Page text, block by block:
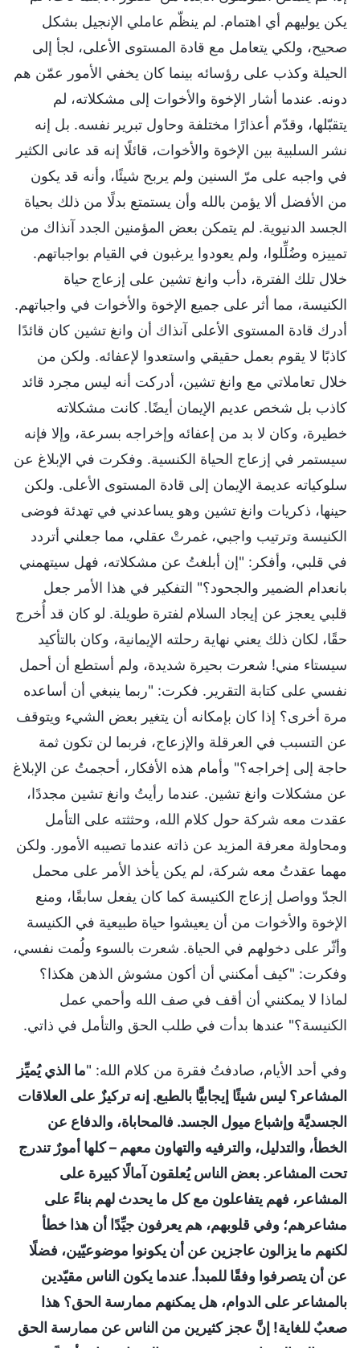
يكن يوليهم أي اهتمام. لم ينظّم عاملي الإنجيل بشكل
صحيح، ولكي يتعامل مع قادة المستوى الأعلى، لجأ إلى
الحيلة وكذب على رؤسائه بينما كان يخفي الأمور عمّن هم
دونه. عندما أشار الإخوة والأخوات إلى مشكلاته، لم
يتقبّلها، وقدّم أعذارًا مختلفة وحاول تبرير نفسه. بل إنه
نشر السلبية بين الإخوة والأخوات، قائلًا إنه قد عانى الكثير
في واجبه على مرّ السنين ولم يربح شيئًا، وأنه قد يكون
من الأفضل ألا يؤمن بالله وأن يستمتع بدلًا من ذلك بحياة
الجسد الدنيوية. لم يتمكن بعض المؤمنين الجدد آنذاك من
تمييزه وضُلِّلوا، ولم يعودوا يرغبون في القيام بواجباتهم.
خلال تلك الفترة، دأب وانغ تشين على إزعاج حياة
الكنيسة، مما أثر على جميع الإخوة والأخوات في واجباتهم.
أدرك قادة المستوى الأعلى آنذاك أن وانغ تشين كان قائدًا
كاذبًا لا يقوم بعمل حقيقي واستعدوا لإعفائه. ولكن من
خلال تعاملاتي مع وانغ تشين، أدركت أنه ليس مجرد قائد
كاذب بل شخص عديم الإيمان أيضًا. كانت مشكلاته
خطيرة، وكان لا بد من إعفائه وإخراجه بسرعة، وإلا فإنه
سيستمر في إزعاج الحياة الكنسية. وفكرت في الإبلاغ عن
سلوكياته عديمة الإيمان إلى قادة المستوى الأعلى. ولكن
حينها، ذكريات وانغ تشين وهو يساعدني في تهدئة فوضى
الكنيسة وترتيب واجبي، غمرتْ عقلي، مما جعلني أتردد
في قلبي، وأفكر: "إن أبلغتُ عن مشكلاته، فهل سيتهمني
بانعدام الضمير والجحود؟" التفكير في هذا الأمر جعل
قلبي يعجز عن إيجاد السلام لفترة طويلة. لو كان قد أُخرج
حقًا، لكان ذلك يعني نهاية رحلته الإيمانية، وكان بالتأكيد
سيستاء مني! شعرت بحيرة شديدة، ولم أستطع أن أحمل
نفسي على كتابة التقرير. فكرت: "ربما ينبغي أن أساعده
مرة أخرى؟ إذا كان بإمكانه أن يتغير بعض الشيء ويتوقف
عن التسبب في العرقلة والإزعاج، فربما لن تكون ثمة
حاجة إلى إخراجه؟" وأمام هذه الأفكار، أحجمتُ عن الإبلاغ
عن مشكلات وانغ تشين. عندما رأيتُ وانغ تشين مجددًا،
عقدت معه شركة حول كلام الله، وحثثته على التأمل
ومحاولة معرفة المزيد عن ذاته عندما تصيبه الأمور. ولكن
مهما عقدتُ معه شركة، لم يكن يأخذ الأمر على محمل
الجدّ وواصل إزعاج الكنيسة كما كان يفعل سابقًا، ومنع
الإخوة والأخوات من أن يعيشوا حياة طبيعية في الكنيسة
وأثّر على دخولهم في الحياة. شعرت بالسوء ولُمت نفسي،
وفكرت: "كيف أمكنني أن أكون مشوش الذهن هكذا؟
لماذا لا يمكنني أن أقف في صف الله وأحمي عمل
الكنيسة؟" عندها بدأت في طلب الحق والتأمل في ذاتي.
وفي أحد الأيام، صادفتُ فقرة من كلام الله: "ما الذي يُميِّز
المشاعر؟ ليس شيئًا إيجابيًّا بالطبع. إنه تركيزٌ على العلاقات
الجسديَّة وإشباع ميول الجسد. فالمحاباة، والدفاع عن
الخطأ، والتدليل، والترفيه والتهاون معهم – كلها أمورٌ تندرج
تحت المشاعر. بعض الناس يُعلقون آمالًا كبيرة على
المشاعر، فهم يتفاعلون مع كل ما يحدث لهم بناءً على
مشاعرهم؛ وفي قلوبهم، هم يعرفون جيِّدًا أن هذا خطأ
لكنهم ما يزالون عاجزين عن أن يكونوا موضوعيّين، فضلًا
عن أن يتصرفوا وفقًا للمبدأ. عندما يكون الناس مقيّدين
بالمشاعر على الدوام، هل يمكنهم ممارسة الحق؟ هذا
صعبٌ للغاية! إنَّ عجز كثيرين من الناس عن ممارسة الحق